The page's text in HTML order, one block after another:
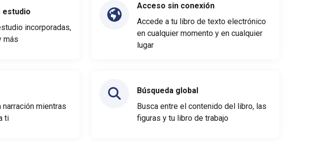
estudio
incorporadas,
más
narración mientras
ti
Acceso sin conexión
Accede a tu libro de texto electrónico
en cualquier momento y en cualquier
lugar
Búsqueda global
Busca entre el contenido del libro, las
figuras y tu libro de trabajo